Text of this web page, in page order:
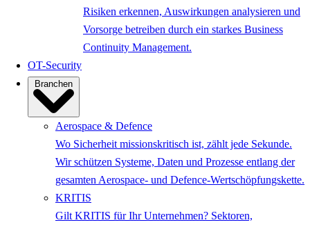
Risiken erkennen, Auswirkungen analysieren und
Vorsorge betreiben durch ein starkes Business
Continuity Management.
OT-Security
Branchen
Aerospace & Defence
Wo Sicherheit missionskritisch ist, zählt jede Sekunde.
Wir schützen Systeme, Daten und Prozesse entlang der
gesamten Aerospace- und Defence-Wertschöpfungskette.
KRITIS
Gilt KRITIS für Ihr Unternehmen? Sektoren,